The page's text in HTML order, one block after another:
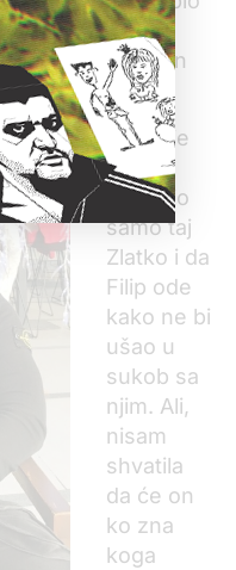
sina,“ kaže
nakon toga njen
„Meni je
tada u
glavi bio
samo taj
Zlatko i da
Filip ode
kako ne bi
ušao u
sukob sa
njim. Ali,
nisam
shvatila
da će on
ko zna
koga